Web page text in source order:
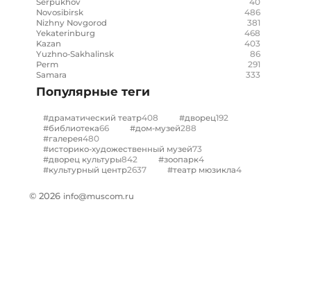
Serpukhov
Novosibirsk 486
Nizhny Novgorod 381
Yekaterinburg 468
Kazan 403
Yuzhno-Sakhalinsk 86
Perm 291
Samara 333
Популярные теги
#драматический театр408 #дворец192
#библиотека66 #дом-музей288
#галерея480
#историко-художественный музей73
#дворец культуры842 #зоопарк4
#культурный центр2637 #театр мюзикла4
© 2026 info@muscom.ru